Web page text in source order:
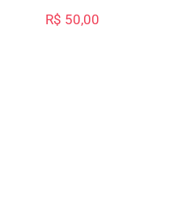
R$ 50,00